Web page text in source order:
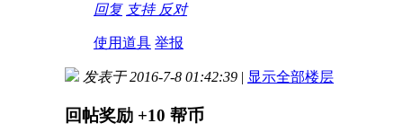
回复 支持 反对
使用道具 举报
发表于 2016-7-8 01:42:39 | 显示全部楼层
回帖奖励 +10 帮币